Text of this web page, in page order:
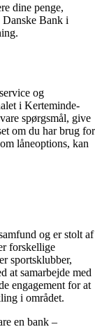
dine penge,
Bank i
og
i Kerteminde-
spørgsmål, give
om du har brug for
låneoptions, kan
og er stolt af
forskellige
sportsklubber,
at samarbejde med
engagement for at
i området.
en bank –